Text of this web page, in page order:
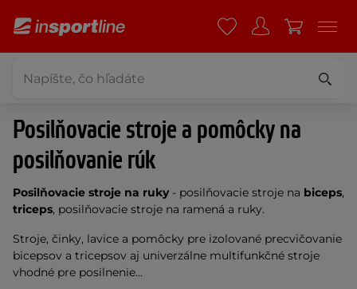
Posilňovacie stroje a pomôcky na
posilňovanie rúk
Posilňovacie stroje na ruky- posilňovacie stroje na biceps,
triceps, posilňovacie stroje na ramená a ruky.
Stroje, činky, lavice a pomôcky pre izolované precvičovanie
bicepsov a tricepsov aj univerzálne multifunkčné stroje
vhodné pre posilnenie...